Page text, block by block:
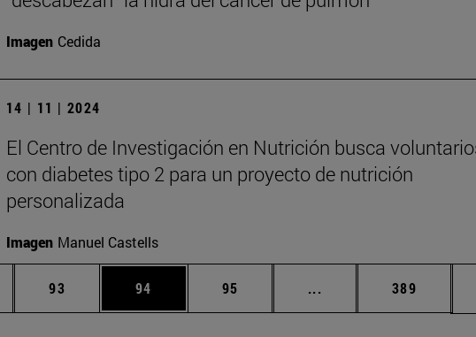
Imagen Cedida
14 | 11 | 2024
El Centro de Investigación en Nutrición busca
con diabetes tipo 2 para un proyecto de nutrición
personalizada
Imagen Manuel Castells
intermedias Use TAB para desplazarse.
Página
93 Página
94 Página
95 ... Páginas intermedias
Página
389